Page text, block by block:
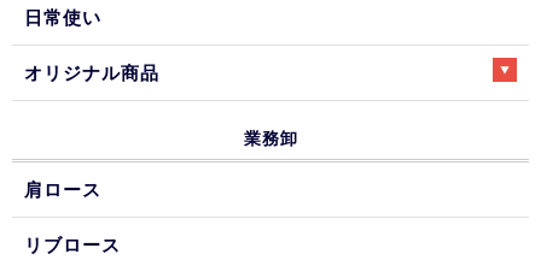
日常使い
オリジナル商品
業務卸
肩ロース
リブロース